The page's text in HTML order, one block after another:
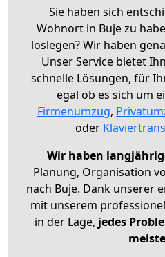
Sie haben sich
Wohnort in Buje zu
loslegen? Wir haben
Unser Service bietet
schnelle Lösungen, für
egal ob es sich um
Firmenumzug,
oder
Wir haben
Planung, Organisation
nach Buje. Dank unserer
mit unserem
in der Lage, jedes